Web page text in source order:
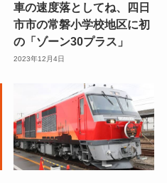
車の速度落としてね、四日
市市の常磐小学校地区に初
の「ゾーン30プラス」
2023年12月4日